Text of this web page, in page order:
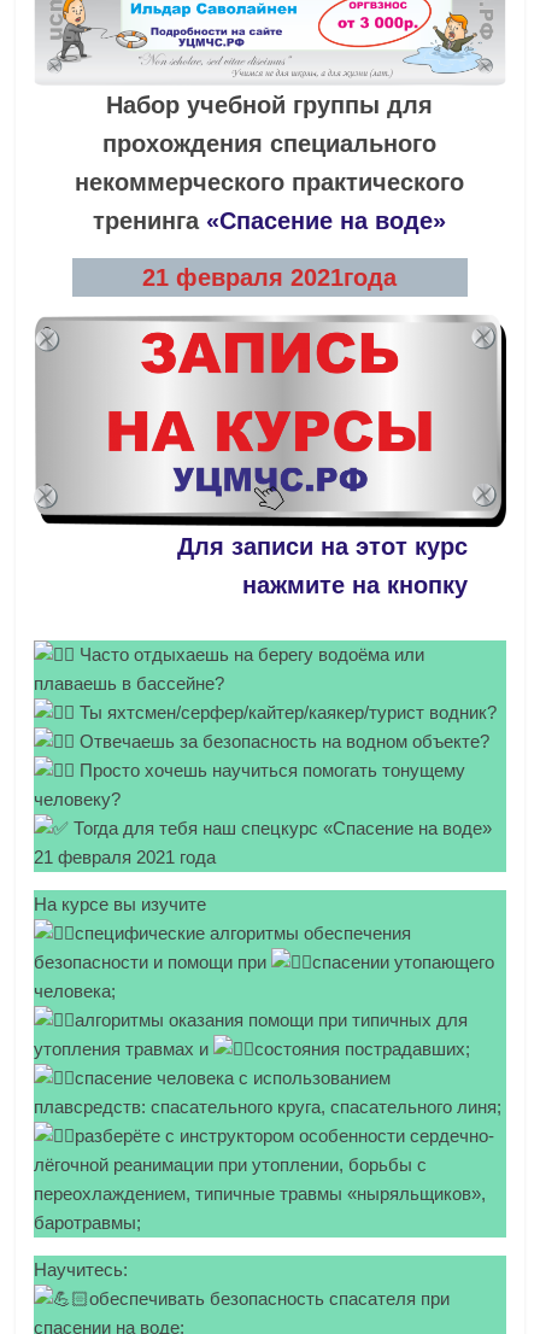
Набор учебной группы для
прохождения специального
некоммерческого практического
тренинга «Спасение на воде»
21 февраля 2021года
Для записи на этот курс
нажмите на кнопку
Часто отдыхаешь на берегу водоёма или
плаваешь в бассейне?
Ты яхтсмен/серфер/кайтер/каякер/турист водник?
Отвечаешь за безопасность на водном объекте?
Просто хочешь научиться помогать тонущему
человеку?
Тогда для тебя наш спецкурс «Спасение на воде»
21 февраля 2021 года
На курсе вы изучите
специфические алгоритмы обеспечения
безопасности и помощи при
спасении утопающего
человека;
алгоритмы оказания помощи при типичных для
утопления травмах и
состояния пострадавших;
спасение человека с использованием
плавсредств: спасательного круга, спасательного линя;
разберёте с инструктором особенности сердечно-
лёгочной реанимации при утоплении, борьбы с
переохлаждением, типичные травмы «ныряльщиков»,
баротравмы;
Научитесь:
обеспечивать безопасность спасателя при
спасении на воде;